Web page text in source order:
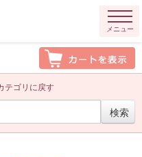
メニュー
テゴリに戻す